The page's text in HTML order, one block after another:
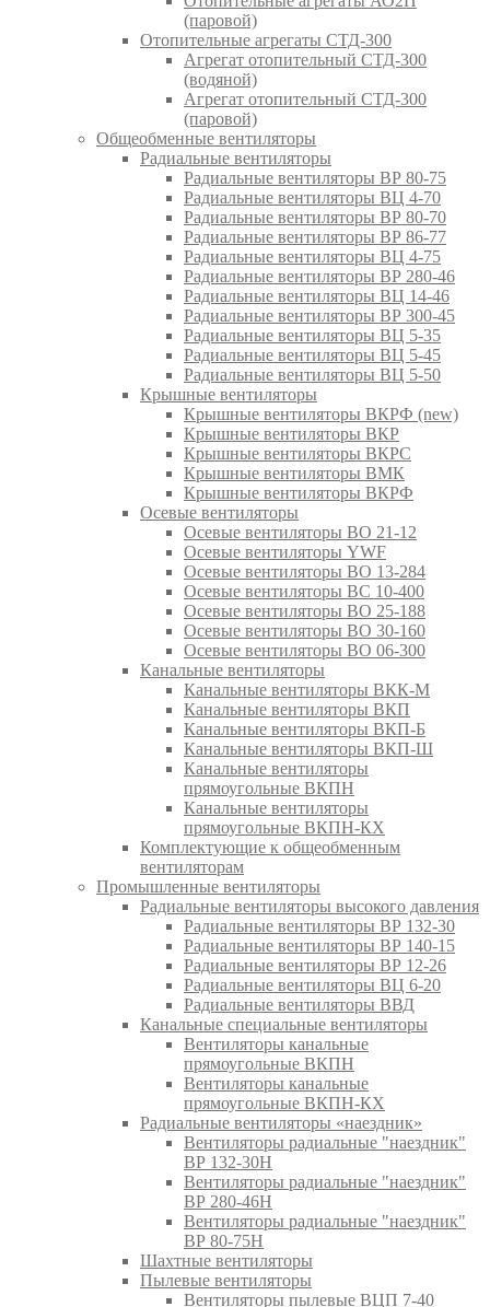
(паровой)
Отопительные агрегаты СТД-300
Агрегат отопительный СТД-300
(водяной)
Агрегат отопительный СТД-300
(паровой)
Общеобменные вентиляторы
Радиальные вентиляторы
Радиальные вентиляторы ВР 80-75
Радиальные вентиляторы ВЦ 4-70
Радиальные вентиляторы ВР 80-70
Радиальные вентиляторы ВР 86-77
Радиальные вентиляторы ВЦ 4-75
Радиальные вентиляторы ВР 280-46
Радиальные вентиляторы ВЦ 14-46
Радиальные вентиляторы ВР 300-45
Радиальные вентиляторы ВЦ 5-35
Радиальные вентиляторы ВЦ 5-45
Радиальные вентиляторы ВЦ 5-50
Крышные вентиляторы
Крышные вентиляторы ВКРФ (new)
Крышные вентиляторы ВКР
Крышные вентиляторы ВКРС
Крышные вентиляторы ВМК
Крышные вентиляторы ВКРФ
Осевые вентиляторы
Осевые вентиляторы ВО 21-12
Осевые вентиляторы YWF
Осевые вентиляторы ВО 13-284
Осевые вентиляторы ВС 10-400
Осевые вентиляторы ВО 25-188
Осевые вентиляторы ВО 30-160
Осевые вентиляторы ВО 06-300
Канальные вентиляторы
Канальные вентиляторы ВКК-М
Канальные вентиляторы ВКП
Канальные вентиляторы ВКП-Б
Канальные вентиляторы ВКП-Ш
Канальные вентиляторы
прямоугольные ВКПН
Канальные вентиляторы
прямоугольные ВКПН-КХ
Комплектующие к общеобменным
вентиляторам
Промышленные вентиляторы
Радиальные вентиляторы высокого давления
Радиальные вентиляторы ВР 132-30
Радиальные вентиляторы ВР 140-15
Радиальные вентиляторы ВР 12-26
Радиальные вентиляторы ВЦ 6-20
Радиальные вентиляторы ВВД
Канальные специальные вентиляторы
Вентиляторы канальные
прямоугольные ВКПН
Вентиляторы канальные
прямоугольные ВКПН-КХ
Радиальные вентиляторы «наездник»
Вентиляторы радиальные "наездник"
ВР 132-30Н
Вентиляторы радиальные "наездник"
ВР 280-46Н
Вентиляторы радиальные "наездник"
ВР 80-75Н
Шахтные вентиляторы
Пылевые вентиляторы
Вентиляторы пылевые ВЦП 7-40